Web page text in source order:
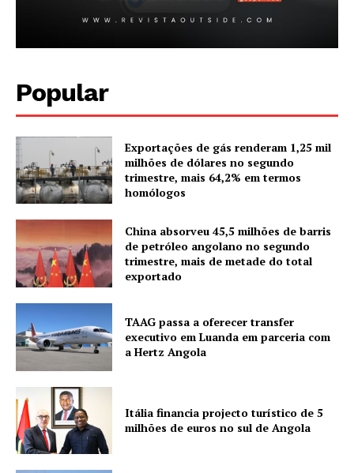
Popular
Exportações de gás renderam 1,25 mil
milhões de dólares no segundo
trimestre, mais 64,2% em termos
homólogos
China absorveu 45,5 milhões de barris
de petróleo angolano no segundo
trimestre, mais de metade do total
exportado
TAAG passa a oferecer transfer
executivo em Luanda em parceria com
a Hertz Angola
Itália financia projecto turístico de 5
milhões de euros no sul de Angola